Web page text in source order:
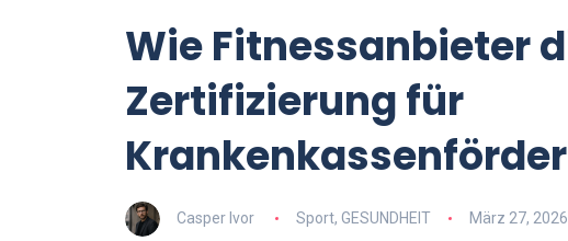
Wie Fitnessanbieter
Zertifizierung für
Casper Ivor Sport, GESUNDHEIT März 27, 2026